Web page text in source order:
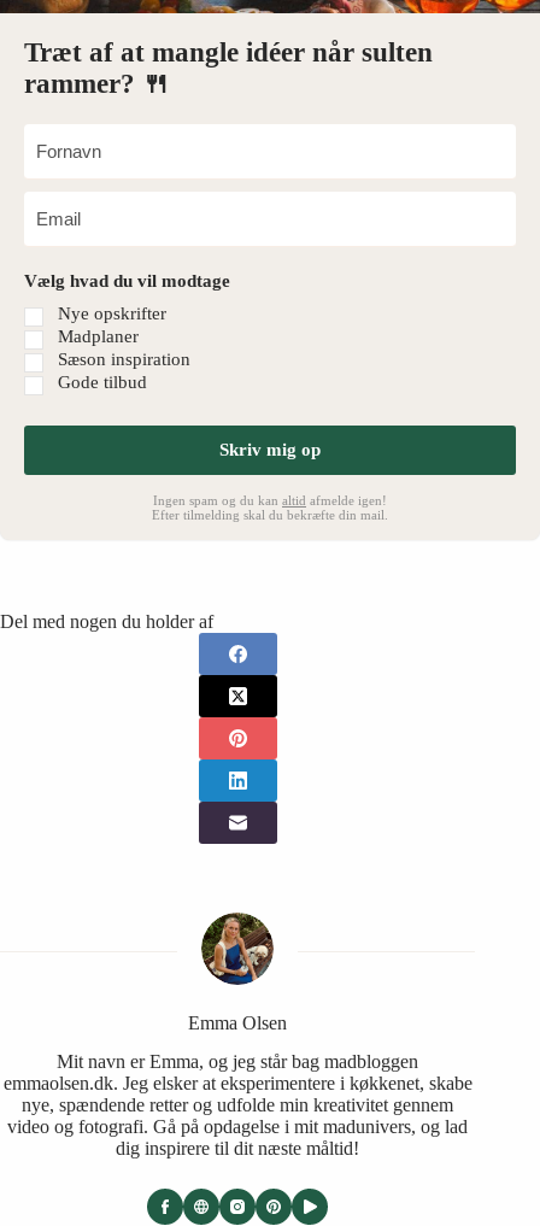
Træt af at mangle idéer når sulten
rammer? 🍴
Vælg hvad du vil modtage
Nye opskrifter
Madplaner
Sæson inspiration
Gode tilbud
Skriv mig op
Ingen spam og du kan altid afmelde igen!
Efter tilmelding skal du bekræfte din mail.
Del med nogen du holder af
Emma Olsen
Mit navn er Emma, og jeg står bag madbloggen
emmaolsen.dk. Jeg elsker at eksperimentere i køkkenet, skabe
nye, spændende retter og udfolde min kreativitet gennem
video og fotografi. Gå på opdagelse i mit madunivers, og lad
dig inspirere til dit næste måltid!